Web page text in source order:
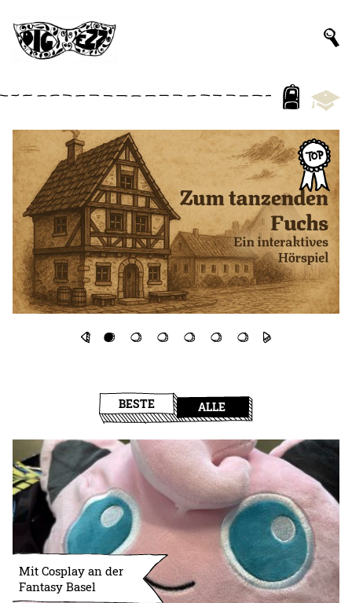
BESTE ALLE
Mit Cosplay an der
Fantasy Basel